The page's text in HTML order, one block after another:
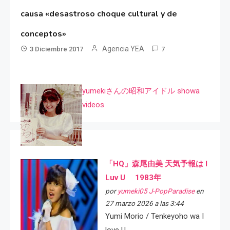
causa «desastroso choque cultural y de
conceptos»
3 Diciembre 2017 Agencia YEA 7
yumekiさんの昭和アイドル showa
videos
「HQ」森尾由美 天気予報は I
Luv U 1983年
por yumeki05 J-PopParadiseen
27 marzo 2026 a las 3:44
Yumi Morio / Tenkeyoho wa I